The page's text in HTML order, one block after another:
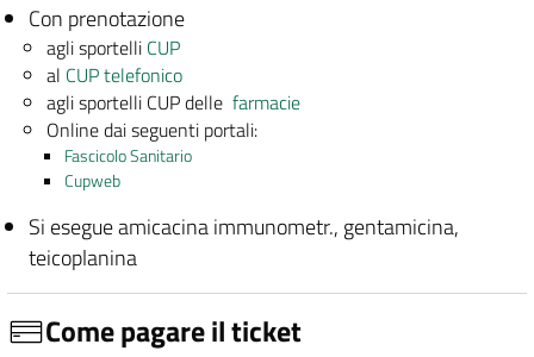
Con prenotazione
agli sportelli CUP
al CUP telefonico
agli sportelli CUP dellefarmacie
Online dai seguenti portali:
Fascicolo Sanitario
Cupweb
Si esegue amicacina immunometr., gentamicina,
teicoplanina
Come pagare il ticket